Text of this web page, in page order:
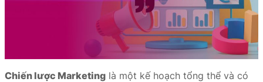
Chiến lược Marketing là một kế hoạch tổng thể và có